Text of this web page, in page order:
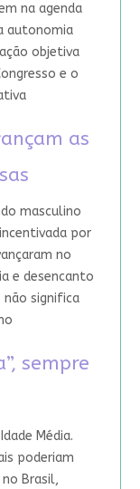
na agenda
autonomia
objetiva
e o
as
masculino
por
no
e desencanto
não significa
sempre
Média.
poderiam
Brasil,